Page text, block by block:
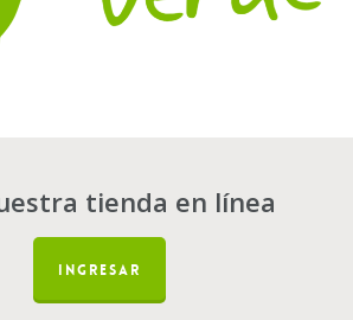
tienda en línea
INGRESAR